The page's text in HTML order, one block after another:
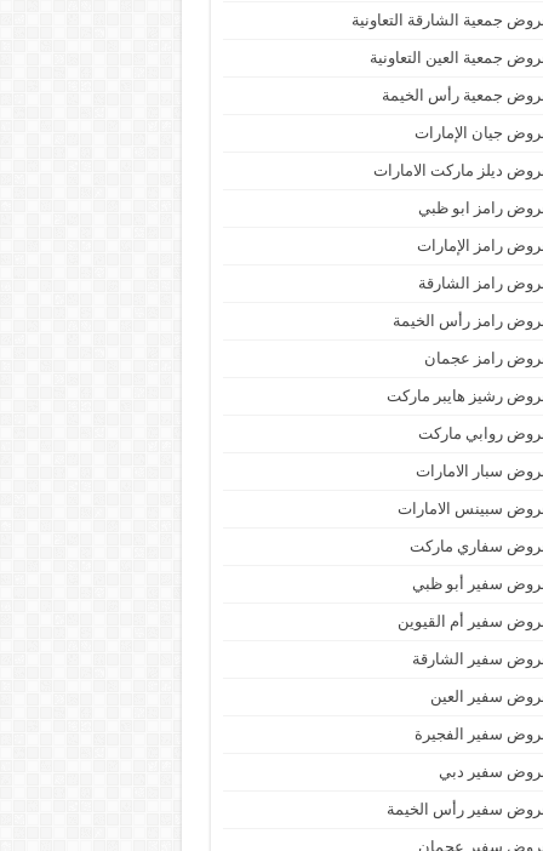
جمعية الشارقة التعاونية
جمعية العين التعاونية
جمعية رأس الخيمة
جيان الإمارات
ديلز ماركت الامارات
رامز ابو ظبي
رامز الإمارات
رامز الشارقة
رامز رأس الخيمة
رامز عجمان
رشيز هايبر ماركت
روابي ماركت
سبار الامارات
سبينس الامارات
سفاري ماركت
سفير أبو ظبي
سفير أم القيوين
سفير الشارقة
سفير العين
سفير الفجيرة
سفير دبي
سفير رأس الخيمة
سفير عجمان